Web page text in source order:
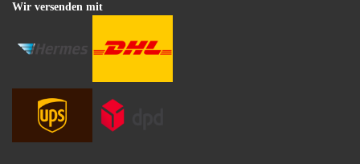
Wir versenden mit